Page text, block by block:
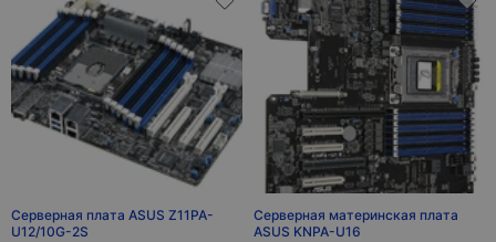
Серверная плата ASUS Z11PA-
U12/10G-2S
Серверная материнская плата
ASUS KNPA-U16